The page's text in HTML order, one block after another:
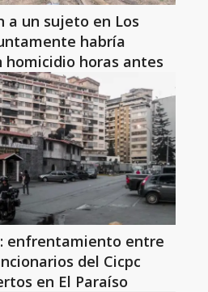
a un sujeto en Los
habría
homicidio horas antes
enfrentamiento entre
del Cicpc
en El Paraíso